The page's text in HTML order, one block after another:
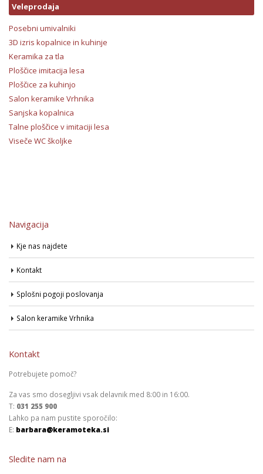
Veleprodaja
Posebni umivalniki
3D izris kopalnice in kuhinje
Keramika za tla
Ploščice imitacija lesa
Ploščice za kuhinjo
Salon keramike Vrhnika
Sanjska kopalnica
Talne ploščice v imitaciji lesa
Viseče WC školjke
Navigacija
Kje nas najdete
Kontakt
Splošni pogoji poslovanja
Salon keramike Vrhnika
Kontakt
Potrebujete pomoč?
Za vas smo dosegljivi vsak delavnik med 8:00 in 16:00.
T: 031 255 900
Lahko pa nam pustite sporočilo:
E: barbara@keramoteka.si
Sledite nam na